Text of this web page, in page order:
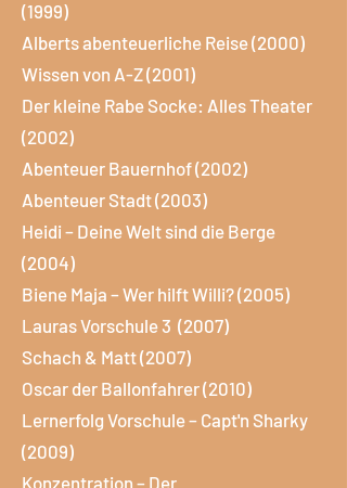
(1999)
Alberts abenteuerliche Reise (2000)
Wissen von A-Z (2001)
Der kleine Rabe Socke: Alles Theater
(2002)
Abenteuer Bauernhof (2002)
Abenteuer Stadt (2003)
Heidi – Deine Welt sind die Berge
(2004)
Biene Maja – Wer hilft Willi? (2005)
Lauras Vorschule 3 (2007)
Schach & Matt (2007)
Oscar der Ballonfahrer (2010)
Lernerfolg Vorschule – Capt'n Sharky
(2009)
Konzentration – Der